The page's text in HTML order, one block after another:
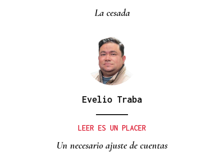
La cesada
Evelio Traba
LEER ES UN PLACER
Un necesario ajuste de cuentas